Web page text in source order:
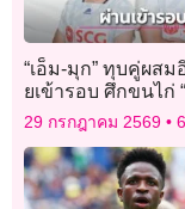
“เอ็ม-มุก” ทุบคู่ผสม
ยเข้ารอบ ศึกขนไก่
ไทเป โอเพ่น 2026”
29 กรกฎาคม 2569